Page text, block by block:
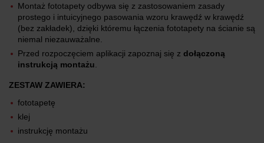
Montaż fototapety odbywa się z zastosowaniem zasady
prostego i intuicyjnego pasowania wzoru krawędź w krawędź
(bez zakładek), dzięki któremu łączenia fototapety na ścianie są
niemal niezauważalne.
Przed rozpoczęciem aplikacji zapoznaj się z dołączoną
instrukcją montażu
ZESTAW ZAWIERA:
fototapetę
klej
instrukcję montażu